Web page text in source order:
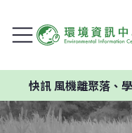
機離聚落、學校過近 彰